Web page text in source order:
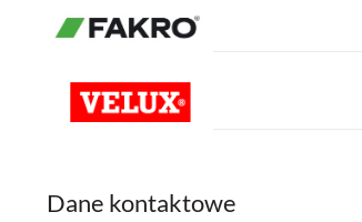
Dane kontaktowe